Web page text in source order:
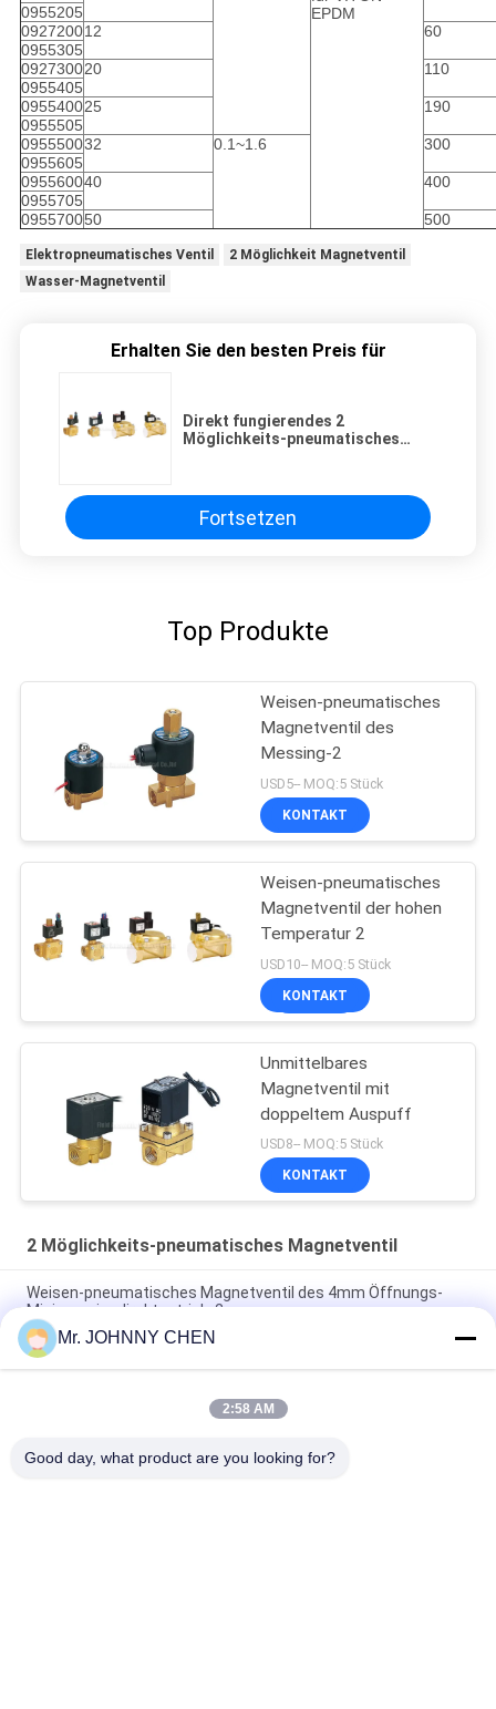
EPDM
0955205
092720012
60
0955305
092730020
110
0955405
095540025
190
0955505
095550032 0.1~1.6
300
0955605
095560040
400
0955705
095570050 500
Elektropneumatisches Ventil
2 Möglichkeit Magnetventil
Wasser-Magnetventil
Erhalten Sie den besten Preis für
Direkt fungierendes 2
Möglichkeits-pneumatisches
Fortsetzen
Top Produkte
Weisen-pneumatisches
Magnetventil des
Messing-2
USD5-- MOQ:5 Stück
KONTAKT
Weisen-pneumatisches
Magnetventil der hohen
Temperatur 2
USD10-- MOQ:5 Stück
KONTAKT
Unmittelbares
Magnetventil mit
doppeltem Auspuff
USD8-- MOQ:5 Stück
KONTAKT
2 Möglichkeits-pneumatisches Magnetventil
Weisen-pneumatisches Magnetventil des 4mm Öffnungs-
Minimessingdirektantrieb-2
pneumatisches Messingmagnetventil G1/2 " ~G2“ 16~50mm
Öffnungs-2/2 mit Viton-Dichtung
Weisen-pneumatisches Magnetventil der hohen Temperatur
Mr. JOHNNY CHEN
2:58 AM
Good day, what product are you looking for?